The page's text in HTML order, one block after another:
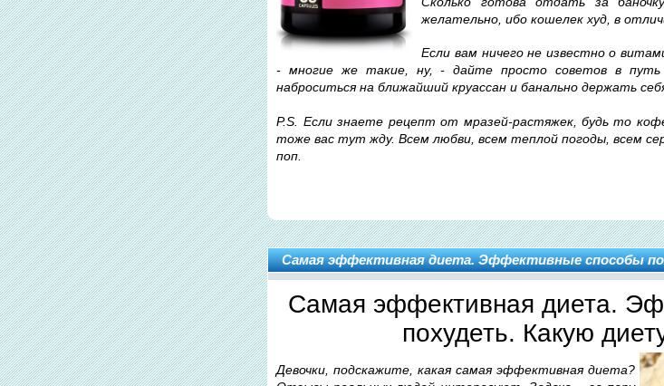
желательно, ибо кошелек худ, в
Если вам ничего не известно о
- многие же такие, ну, - дайте просто советов в путь
наброситься на ближайший круассан и банально держать
P.S. Если знаете рецепт от мразей-растяжек, будь то
тоже вас тут жду. Всем любви, всем теплой погоды, всем
поп.
Самая эффективная диета. Эффективные способы
Самая эффективная диета.
похудеть. Какую
Девочки, подскажите, какая самая эффективная диета?